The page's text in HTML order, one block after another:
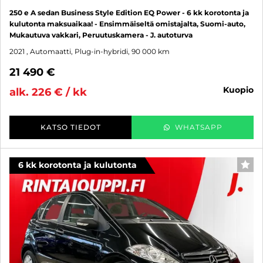
250 e A sedan Business Style Edition EQ Power - 6 kk korotonta ja
kulutonta maksuaikaa! - Ensimmäiseltä omistajalta, Suomi-auto,
Mukautuva vakkari, Peruutuskamera - J. autoturva
2021 , Automaatti, Plug-in-hybridi, 90 000 km
21 490 €
alk. 226 € / kk
kuopio
KATSO TIEDOT WHATSAPP
6 kk korotonta ja kulutonta